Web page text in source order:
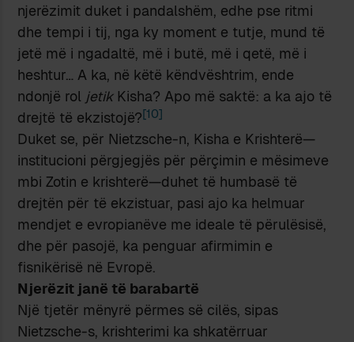
njerëzimit duket i pandalshëm, edhe pse ritmi
dhe tempi i tij, nga ky moment e tutje, mund të
jetë më i ngadaltë, më i butë, më i qetë, më i
heshtur… A ka, në këtë këndvështrim, ende
ndonjë rol jetikKisha? Apo më saktë: a ka ajo të
drejtë të ekzistojë?[10]
Duket se, për Nietzsche-n, Kisha e Krishterë—
institucioni përgjegjës për përçimin e mësimeve
mbi Zotin e krishterë—duhet të humbasë të
drejtën për të ekzistuar, pasi ajo ka helmuar
mendjet e evropianëve me ideale të përulësisë,
dhe për pasojë, ka penguar afirmimin e
fisnikërisë në Evropë.
Njerëzit janë të barabartë
Një tjetër mënyrë përmes së cilës, sipas
Nietzsche-s, krishterimi ka shkatërruar